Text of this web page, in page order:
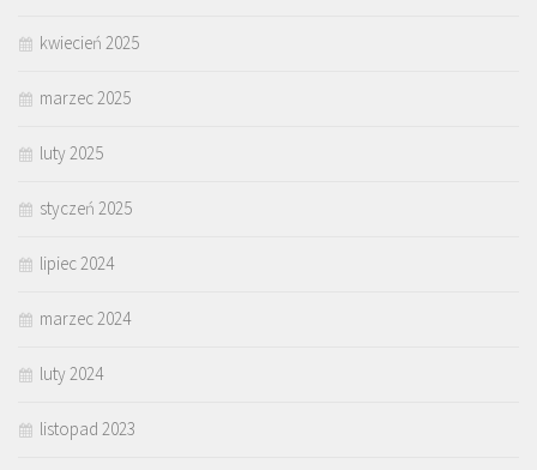
kwiecień 2025
marzec 2025
luty 2025
styczeń 2025
lipiec 2024
marzec 2024
luty 2024
listopad 2023